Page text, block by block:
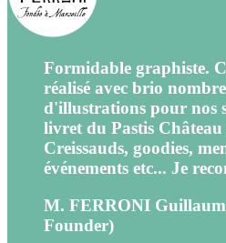
Formidable graphiste.
réalisé avec brio nombre
d'illustrations pour nos
livret du Pastis Château
Creissauds, goodies,
événements etc... Je
M. FERRONI
Founder)